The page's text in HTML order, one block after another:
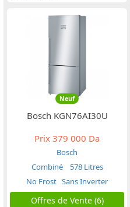
Neuf
Bosch KGN76AI30U
Prix 379 000 Da
Bosch
Combiné
578 Litres
No Frost Sans Inverter
Offres de Vente (6)